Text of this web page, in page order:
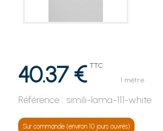
40.37 € TTC
1 mètre
Référence : simili-lama-111-white
Sur commande (environ 10 jours ouvrés)